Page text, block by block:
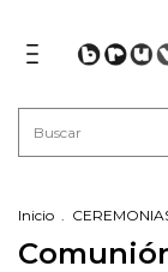
Inicio .